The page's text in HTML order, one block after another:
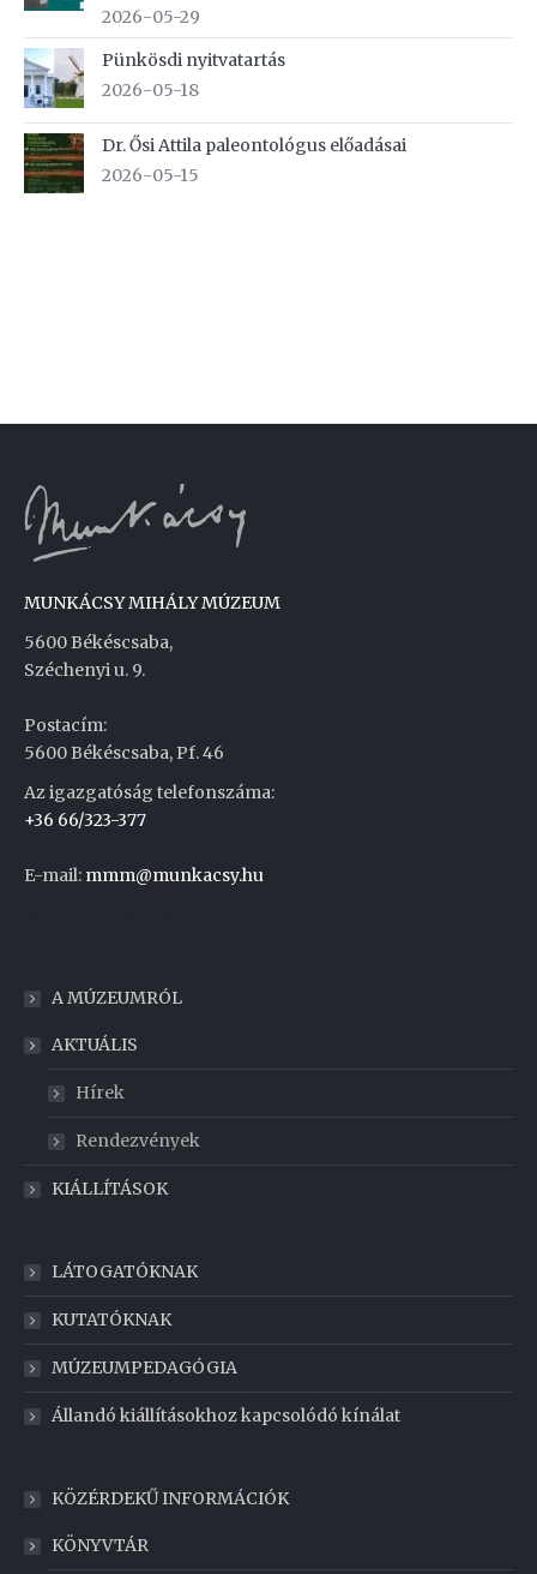
2026-05-29
Pünkösdi nyitvatartás
2026-05-18
Dr. Ősi Attila paleontológus előadásai
2026-05-15
MUNKÁCSY MIHÁLY MÚZEUM
5600 Békéscsaba,
Széchenyi u. 9.
Postacím:
5600 Békéscsaba, Pf. 46
Az igazgatóság telefonszáma:
+36 66/323-377
E-mail: mmm@munkacsy.hu
A MÚZEUMRÓL
AKTUÁLIS
Hírek
Rendezvények
KIÁLLÍTÁSOK
LÁTOGATÓKNAK
KUTATÓKNAK
MÚZEUMPEDAGÓGIA
Állandó kiállításokhoz kapcsolódó kínálat
KÖZÉRDEKŰ INFORMÁCIÓK
KÖNYVTÁR